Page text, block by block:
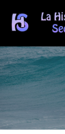
contenido